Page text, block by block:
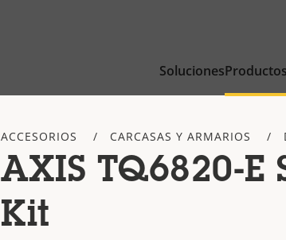
SolucionesProductos
ACCESORIOS CARCASAS Y ARMARIOS
AXIS TQ6820-E
Kit